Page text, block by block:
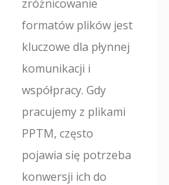
zróżnicowanie
formatów plików jest
kluczowe dla płynnej
komunikacji i
współpracy. Gdy
pracujemy z plikami
PPTM, często
pojawia się potrzeba
konwersji ich do